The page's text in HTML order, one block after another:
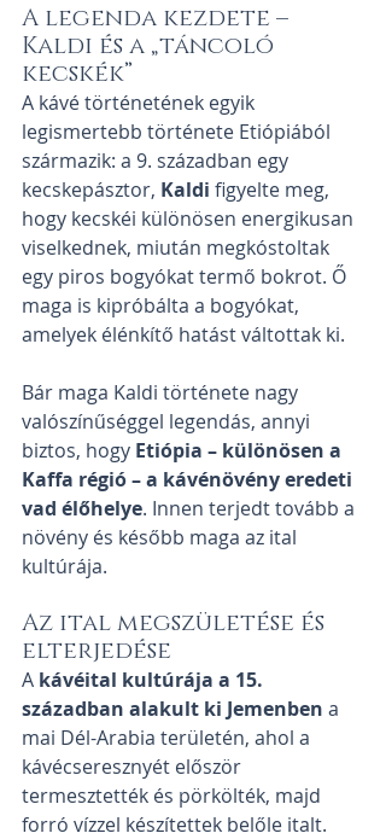
A legenda kezdete –
Kaldi és a „táncoló
kecskék”
A kávé történetének egyik
legismertebb története Etiópiából
származik: a 9. században egy
kecskepásztor, Kaldi figyelte meg,
hogy kecskéi különösen energikusan
viselkednek, miután megkóstoltak
egy piros bogyókat termő bokrot. Ő
maga is kipróbálta a bogyókat,
amelyek élénkítő hatást váltottak ki.
Bár maga Kaldi története nagy
valószínűséggel legendás, annyi
biztos, hogy Etiópia – különösen a
Kaffa régió – a kávénövény eredeti
vad élőhelye. Innen terjedt tovább a
növény és később maga az ital
kultúrája.
Az ital megszületése és
elterjedése
A kávéital kultúrája a 15.
században alakult ki Jemenben a
mai Dél-Arabia területén, ahol a
kávécseresznyét először
termesztették és pörkölték, majd
forró vízzel készítettek belőle italt.